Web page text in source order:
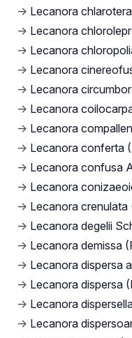
→ Lecanora
→ Lecanora
→ Lecanora
→ Lecanora
→ Lecanora
→ Lecanora
→ Lecanora
→ Lecanora conferta
→ Lecanora confusa
→ Lecanora
→ Lecanora
→ Lecanora degelii
→ Lecanora demissa
→ Lecanora dispersa
→ Lecanora dispersa
→ Lecanora
→ Lecanora